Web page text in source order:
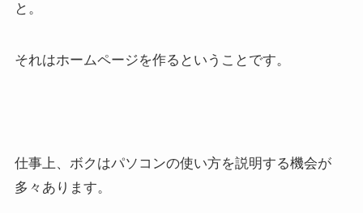
と。
それはホームページを作るということです。
仕事上、ボクはパソコンの使い方を説明する機会が
多々あります。